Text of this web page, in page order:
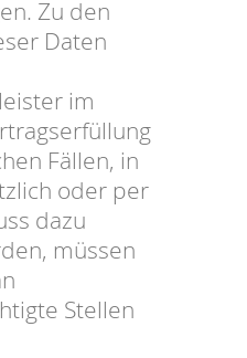
Zu den
Daten
im
Fällen, in
oder per
dazu
müssen
Stellen